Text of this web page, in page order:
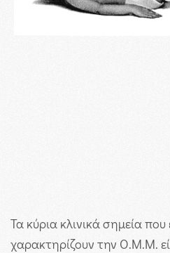
Τα κύρια κλινικά σημεία που
χαρακτηρίζουν την Ο.Μ.Μ.